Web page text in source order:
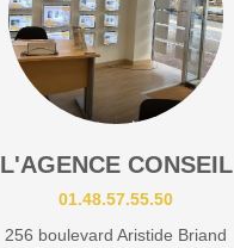
L'AGENCE CONSEIL
01.48.57.55.50
256 boulevard Aristide Briand